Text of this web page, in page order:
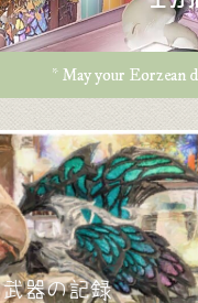
* May your Eorzean
武器の記録